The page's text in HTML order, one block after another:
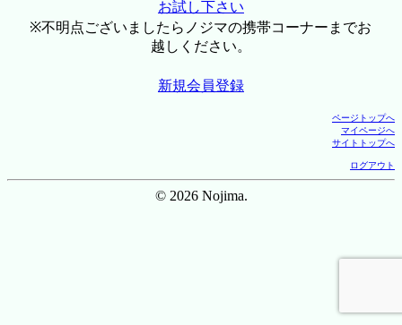
お試し下さい
※不明点ございましたらノジマの携帯コーナーまでお
越しください。
新規会員登録
ページトップへ
マイページへ
サイトトップへ
ログアウト
© 2026 Nojima.